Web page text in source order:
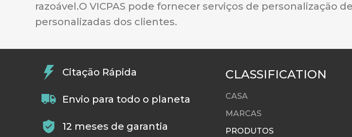
razoável.O VICPAS pode fornecer serviços de personalização
personalizadas dos clientes.
Citação Rápida
Envio para todo o planeta
12 meses de garantia
CLASSIFICATION
CASA
MARCAS
PRODUTOS